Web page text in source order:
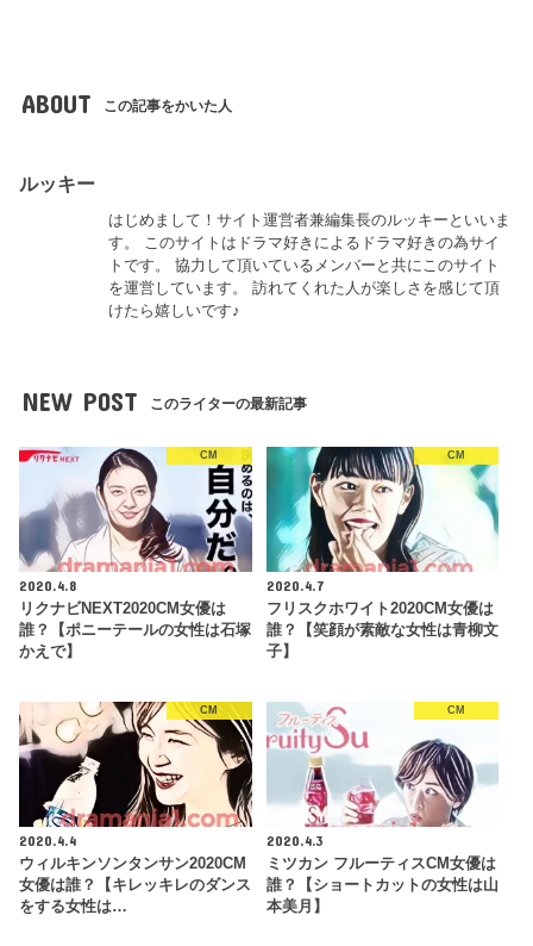
ABOUT この記事をかいた人
ルッキー
はじめまして！サイト運営者兼編集長のルッキーといいま
す。 このサイトはドラマ好きによるドラマ好きの為サイ
トです。 協力して頂いているメンバーと共にこのサイト
を運営しています。 訪れてくれた人が楽しさを感じて頂
けたら嬉しいです♪
NEW POST このライターの最新記事
CM
2020.4.8
リクナビNEXT2020CM女優は
誰？【ポニーテールの女性は石塚
かえで】
CM
2020.4.7
フリスクホワイト2020CM女優は
誰？【笑顔が素敵な女性は青柳文
子】
CM
2020.4.4
ウィルキンソンタンサン2020CM
女優は誰？【キレッキレのダンス
をする女性は…
CM
2020.4.3
ミツカン フルーティスCM女優は
誰？【ショートカットの女性は山
本美月】